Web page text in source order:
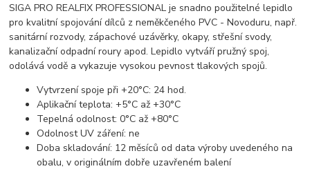
SIGA PRO REALFIX PROFESSIONAL je snadno použitelné lepidlo
pro kvalitní spojování dílců z neměkčeného PVC - Novoduru, např.
sanitární rozvody, zápachové uzávěrky, okapy, střešní svody,
kanalizační odpadní roury apod. Lepidlo vytváří pružný spoj,
odolává vodě a vykazuje vysokou pevnost tlakových spojů.
Vytvrzení spoje při +20°C: 24 hod.
Aplikační teplota: +5°C až +30°C
Tepelná odolnost: 0°C až +80°C
Odolnost UV záření: ne
Doba skladování: 12 měsíců od data výroby uvedeného na
obalu, v originálním dobře uzavřeném balení